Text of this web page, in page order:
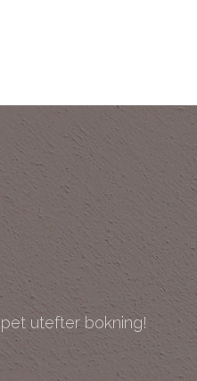
utefter bokning!